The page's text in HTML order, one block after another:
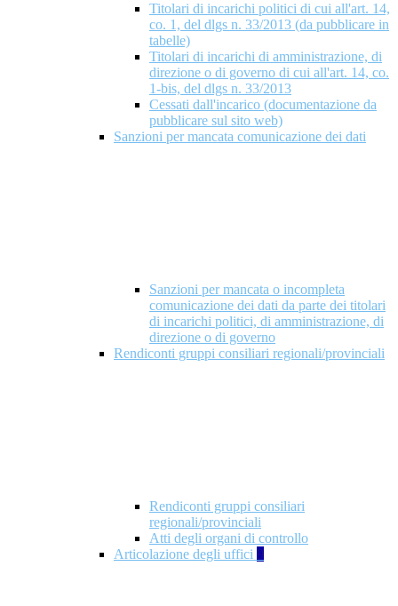
Titolari di incarichi politici di cui all'art. 14,
co. 1, del dlgs n. 33/2013 (da pubblicare in
tabelle)
Titolari di incarichi di amministrazione, di
direzione o di governo di cui all'art. 14, co.
1-bis, del dlgs n. 33/2013
Cessati dall'incarico (documentazione da
pubblicare sul sito web)
Sanzioni per mancata comunicazione dei dati
Sanzioni per mancata o incompleta
comunicazione dei dati da parte dei titolari
di incarichi politici, di amministrazione, di
direzione o di governo
Rendiconti gruppi consiliari regionali/provinciali
Rendiconti gruppi consiliari
regionali/provinciali
Atti degli organi di controllo
Articolazione degli uffici 9